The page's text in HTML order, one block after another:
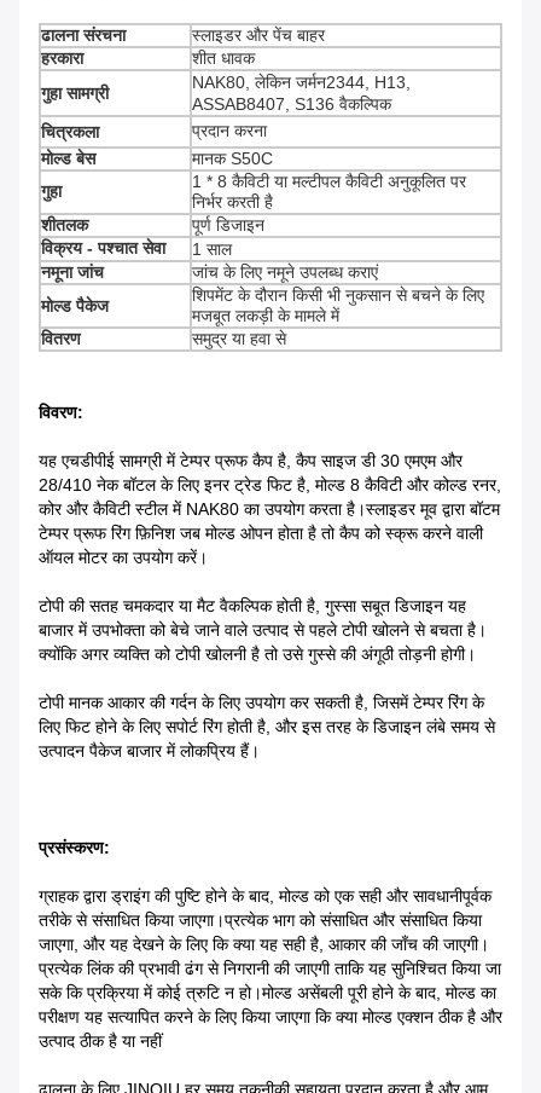
ढालना संरचना
स्लाइडर और पेंच बाहर
हरकारा
शीत धावक
गुहा सामग्री
NAK80, लेकिन जर्मन2344, H13,
ASSAB8407, S136 वैकल्पिक
चित्रकला
प्रदान करना
मोल्ड बेस
मानक S50C
गुहा
1 * 8 कैविटी या मल्टीपल कैविटी अनुकूलित पर
निर्भर करती है
शीतलक
पूर्ण डिजाइन
विक्रय - पश्चात सेवा
1 साल
नमूना जांच
जांच के लिए नमूने उपलब्ध कराएं
मोल्ड पैकेज
शिपमेंट के दौरान किसी भी नुकसान से बचने के लिए
मजबूत लकड़ी के मामले में
वितरण
समुद्र या हवा से
विवरण:
यह एचडीपीई सामग्री में टेम्पर प्रूफ कैप है, कैप साइज डी 30 एमएम और
28/410 नेक बॉटल के लिए इनर ट्रेड फिट है, मोल्ड 8 कैविटी और कोल्ड रनर,
कोर और कैविटी स्टील में NAK80 का उपयोग करता है।स्लाइडर मूव द्वारा बॉटम
टेम्पर प्रूफ रिंग फ़िनिश जब मोल्ड ओपन होता है तो कैप को स्क्रू करने वाली
ऑयल मोटर का उपयोग करें।
टोपी की सतह चमकदार या मैट वैकल्पिक होती है, गुस्सा सबूत डिजाइन यह
बाजार में उपभोक्ता को बेचे जाने वाले उत्पाद से पहले टोपी खोलने से बचता है।
क्योंकि अगर व्यक्ति को टोपी खोलनी है तो उसे गुस्से की अंगूठी तोड़नी होगी।
टोपी मानक आकार की गर्दन के लिए उपयोग कर सकती है, जिसमें टेम्पर रिंग के
लिए फिट होने के लिए सपोर्ट रिंग होती है, और इस तरह के डिजाइन लंबे समय से
उत्पादन पैकेज बाजार में लोकप्रिय हैं।
प्रसंस्करण:
ग्राहक द्वारा ड्राइंग की पुष्टि होने के बाद, मोल्ड को एक सही और सावधानीपूर्वक
तरीके से संसाधित किया जाएगा।प्रत्येक भाग को संसाधित और संसाधित किया
जाएगा, और यह देखने के लिए कि क्या यह सही है, आकार की जाँच की जाएगी।
प्रत्येक लिंक की प्रभावी ढंग से निगरानी की जाएगी ताकि यह सुनिश्चित किया जा
सके कि प्रक्रिया में कोई त्रुटि न हो।मोल्ड असेंबली पूरी होने के बाद, मोल्ड का
परीक्षण यह सत्यापित करने के लिए किया जाएगा कि क्या मोल्ड एक्शन ठीक है और
उत्पाद ठीक है या नहीं